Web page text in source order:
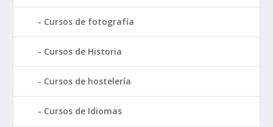
Cursos de fotografía
Cursos de Historia
Cursos de hostelería
Cursos de Idiomas